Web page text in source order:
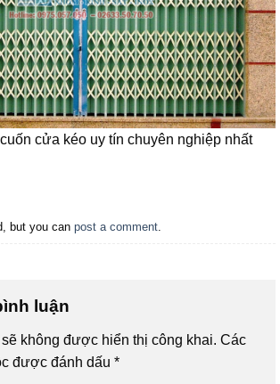
cửa kéo uy tín chuyên nghiệp nhất
but you can post a comment.
luận
không được hiển thị công khai. Các
được đánh dấu *